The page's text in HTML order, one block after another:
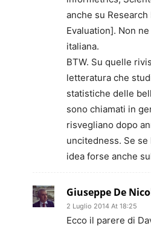
anche su
Evaluation]. Non
italiana.
BTW. Su quelle
letteratura che
statistiche delle
sono chiamati in
risvegliano dopo
uncitedness. Se
idea forse anche
Giuseppe De
2 Luglio 2014 At 18:25
Ecco il parere di